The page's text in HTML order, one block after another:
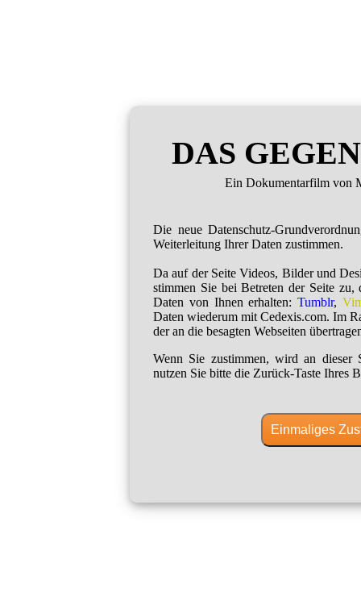
DAS
Ein Dokumentarfilm von
Die neue Datenschutz-
Weiterleitung Ihrer Daten zustimmen.
Da auf der Seite Videos, Bilder und
stimmen Sie bei Betreten der Seite zu,
Daten von Ihnen erhalten:Tumblr,
Daten wiederum mit Cedexis.com. Im
der an die besagten Webseiten
Wenn Sie zustimmen, wird an dieser
nutzen Sie bitte die Zurück-Taste Ihres
Einmaliges